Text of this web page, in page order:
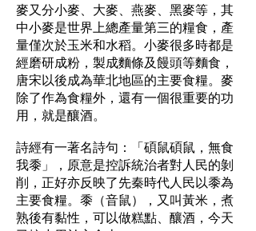
麥又分小麥、大麥、燕麥、黑麥等，其
中小麥是世界上總產量第三的糧食，產
量僅次於玉米和水稻。小麥很多時都是
經磨研成粉，製成麵條及饅頭等麵食，
唐宋以後成為華北地區的主要食糧。麥
除了作為食糧外，還有一個很重要的功
用，就是釀酒。
詩經有一著名詩句：「碩鼠碩鼠，無食
我黍」，原意是控訴統治者對人民的剝
削，正好亦反映了先秦時代人民以黍為
主要食糧。黍（音鼠），又叫黃米，煮
熟後有黏性，可以做糕點、釀酒，今天